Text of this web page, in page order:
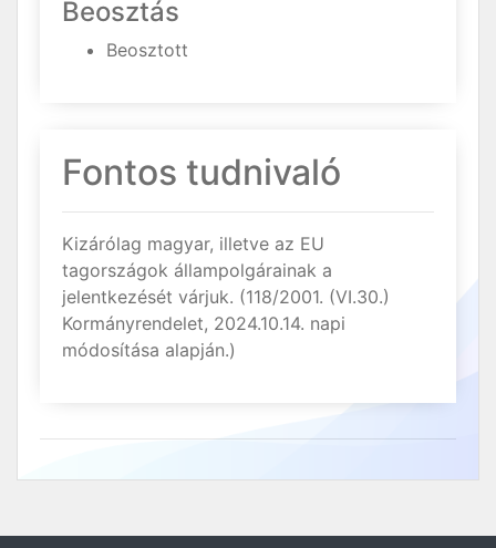
Beosztás
Beosztott
Fontos tudnivaló
Kizárólag magyar, illetve az EU
tagországok állampolgárainak a
jelentkezését várjuk. (118/2001. (VI.30.)
Kormányrendelet, 2024.10.14. napi
módosítása alapján.)